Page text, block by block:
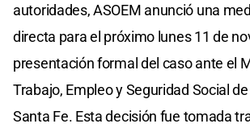
autoridades, ASOEM anunció una
directa para el próximo lunes 11 de
presentación formal del caso ante el
Trabajo, Empleo y Seguridad Social
Santa Fe. Esta decisión fue tomada